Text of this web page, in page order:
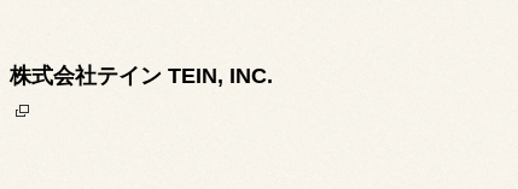
株式会社テイン TEIN, INC.